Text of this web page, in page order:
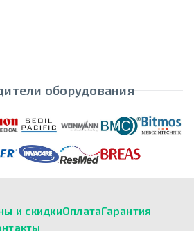
оборудования
и скидкиОплатаГарантия